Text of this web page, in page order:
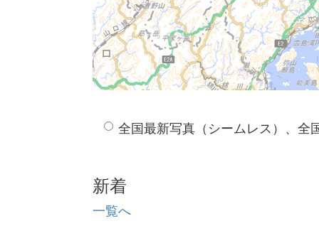
全国最新写真（シームレス）、全
新着
一覧へ